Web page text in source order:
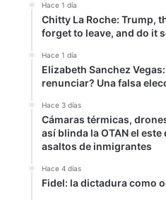
Hace 1 día
Chitty La Roche: Trump,
forget to leave, and do it
Hace 1 día
Elizabeth Sanchez
renunciar? Una falsa
Hace 3 días
Cámaras térmicas,
así blinda la OTAN el
asaltos de inmigrantes
Hace 4 días
Fidel: la dictadura como